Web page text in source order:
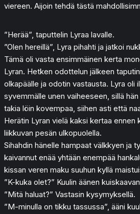
viereen. Aijoin tehdä tästä
”Herää”, taputtelin Lyraa lavalle.
”Olen hereillä”, Lyra pihahti ja jatkoi
Tämä oli vasta ensimmäinen kerta
Lyran. Hetken odottelun jälkeen
olkapäälle ja odotin vastausta. Lyra oli
syvemmälle unen vaiheeseen, sillä
takia löin kovempaa, siihen asti että
Herätin Lyran vielä kaksi kertaa ennen
liikkuvan pesän ulkopuolella.
Sihahdin hänelle hampaat välkkyen ja
kaivannut enää yhtään enempää
kissan veren maku suuhun kyllä
”K-kuka olet?” Kuulin äänen
”Mitä haluat?” Vastasin kysymyksellä.
”M-minulla on tikku tassussa”, ääni